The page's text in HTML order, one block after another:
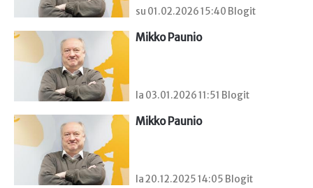
su 01.02.2026 15:40 Blogit
Mikko Paunio
la 03.01.2026 11:51 Blogit
Mikko Paunio
la 20.12.2025 14:05 Blogit